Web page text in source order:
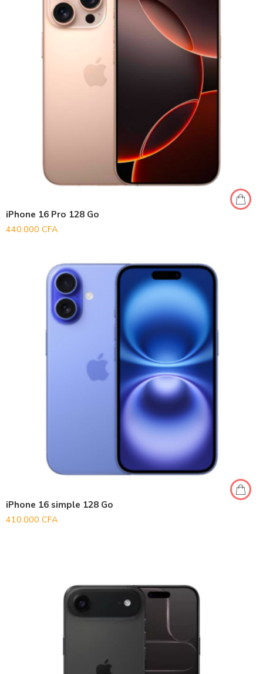
iPhone 16 Pro 128 Go
440.000 CFA
iPhone 16 simple 128 Go
410.000 CFA